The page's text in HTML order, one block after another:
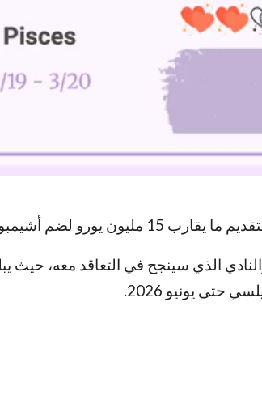
يورو لضم أشيمبونج.
يونيو 2026.